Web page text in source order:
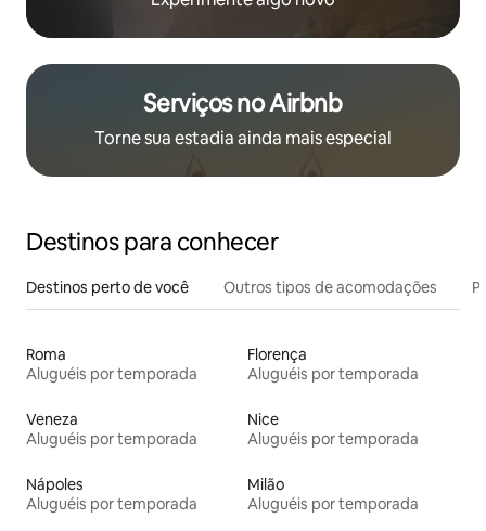
Serviços no Airbnb
Torne sua estadia ainda mais especial
Destinos para conhecer
Destinos perto de você Outros tipos de acomodações
Roma
Aluguéis por temporada
Florença
Aluguéis por temporada
Veneza
Aluguéis por temporada
Nice
Aluguéis por temporada
Nápoles
Aluguéis por temporada
Milão
Aluguéis por temporada